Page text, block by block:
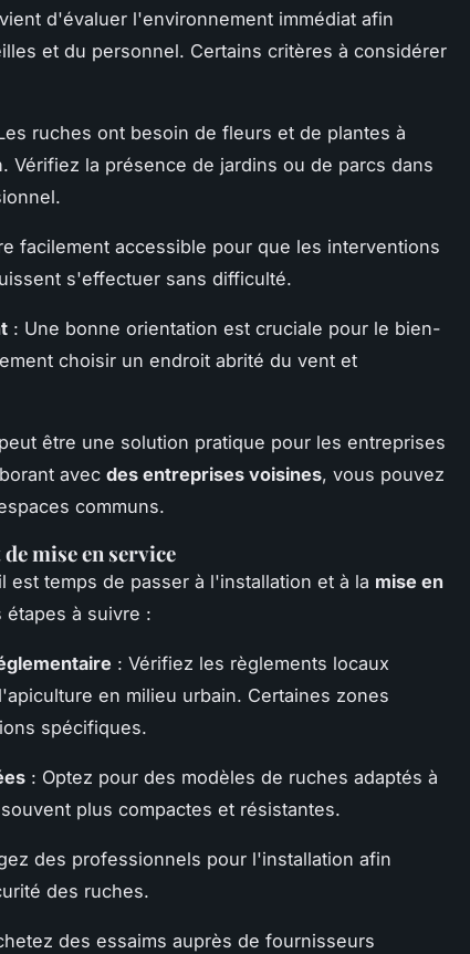
d'évaluer l'environnement immédiat afin
et du personnel. Certains critères à considérer
ruches ont besoin de fleurs et de plantes à
Vérifiez la présence de jardins ou de parcs dans
facilement accessible pour que les interventions
s'effectuer sans difficulté.
: Une bonne orientation est cruciale pour le bien-
choisir un endroit abrité du vent et
être une solution pratique pour les entreprises
avec des entreprises voisines, vous pouvez
communs.
mise en service
est temps de passer à l'installation et à la mise en
étapes à suivre :
: Vérifiez les règlements locaux
en milieu urbain. Certaines zones
spécifiques.
: Optez pour des modèles de ruches adaptés à
plus compactes et résistantes.
des professionnels pour l'installation afin
des ruches.
des essaims auprès de fournisseurs